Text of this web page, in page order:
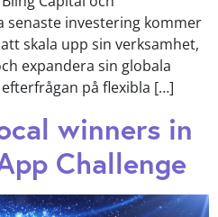
senaste investering kommer
skala upp sin verksamhet,
expandera sin globala
på flexibla […]
winners in
Challenge